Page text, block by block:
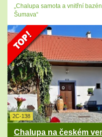
„Chalupa samota a vnitřní
Šumava“
2C-138
Chalupa na českém